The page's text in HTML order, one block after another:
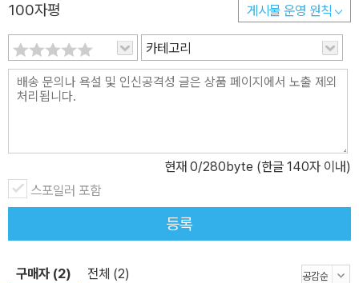
100자평 게시물 운영 원칙
카테고리
현재 0/280byte (한글 140자 이내)
스포일러 포함
등록
구매자 (2) 전체 (2)